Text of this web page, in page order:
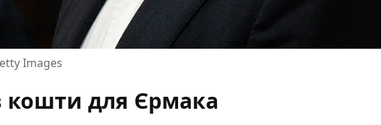
Images
кошти для Єрмака